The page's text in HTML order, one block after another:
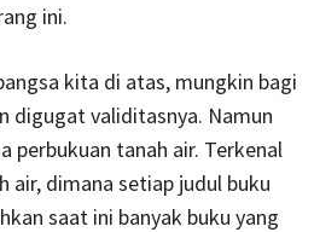
ini.
kita di atas, mungkin bagi
digugat validitasnya. Namun
perbukuan tanah air. Terkenal
air, dimana setiap judul buku
saat ini banyak buku yang